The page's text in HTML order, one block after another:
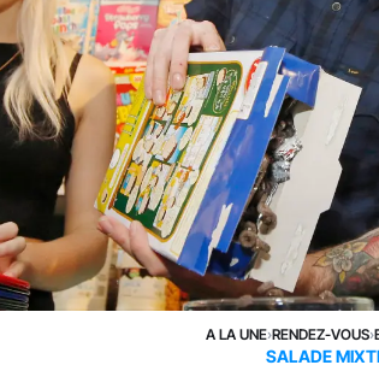
A LA UNE›RENDEZ-VOUS›
SALADE